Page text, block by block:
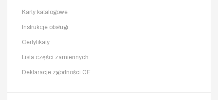
Karty katalogowe
Instrukcje obsługi
Certyfikaty
Lista części zamiennych
Deklaracje zgodności CE